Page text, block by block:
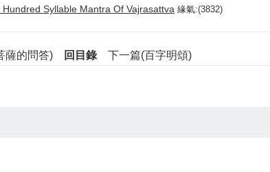
Syllable Mantra Of Vajrasattva 緣氣:(3832)
薩的問答) 回目錄 下一篇(百字明頌)